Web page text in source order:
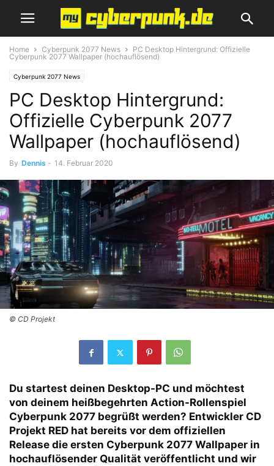
Home Cyberpunk 2077 News
PC Desktop Hintergrund: Offizielle
Cyberpunk 2077 Wallpaper (hochauflösend)
Cyberpunk 2077 News
PC Desktop Hintergrund:
Offizielle Cyberpunk 2077
Wallpaper (hochauflösend)
By Dennis - 14. Februar 2020
© CD Projekt
Du startest deinen Desktop-PC und möchtest
von deinem heißbegehrten Action-Rollenspiel
Cyberpunk 2077 begrüßt werden? Entwickler CD
Projekt RED hat bereits vor dem offiziellen
Release die ersten Cyberpunk 2077 Wallpaper in
hochauflösender Qualität veröffentlicht und wir